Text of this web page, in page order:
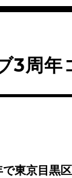
3周
で東京目黒区